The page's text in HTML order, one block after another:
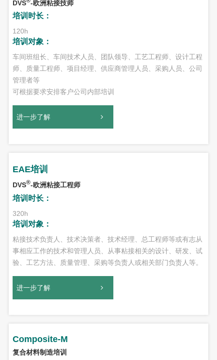
DVS -欧洲粘接技师
培训时长：
120h
培训对象：
车间班组长、车间技术人员、团队领导、工艺工程师、设计工程
师、质量工程师、项目经理、供应商管理人员、采购人员、公司
管理者等
可根据要求安排客户公司内部培训
进一步了解
EAE培训
DVS®-欧洲粘接工程师
培训时长：
320h
培训对象：
粘接技术负责人、技术决策者、技术经理、总工程师等或有志从
事相应工作的技术和管理人员、从事粘接相关的设计、研发、试
验、工艺方法、质量管理、采购等负责人或相关部门负责人等。
进一步了解
Composite-M
复合材料制造培训